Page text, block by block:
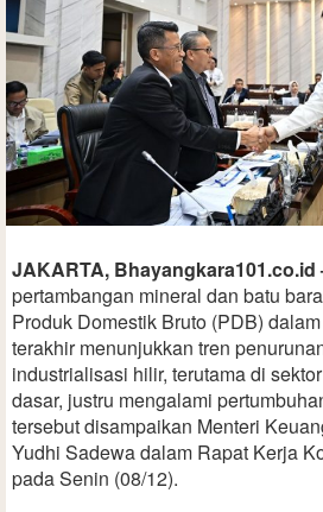
JAKARTA, Bhayangkara101.co.id
pertambangan mineral dan batu
Produk Domestik Bruto (PDB)
terakhir menunjukkan tren
industrialisasi hilir, terutama di
dasar, justru mengalami
tersebut disampaikan Menteri
Yudhi Sadewa dalam Rapat Kerja
pada Senin (08/12).